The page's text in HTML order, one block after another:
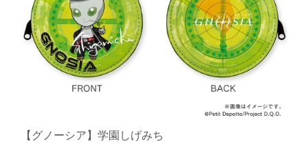
【グノーシア】学園しげみち